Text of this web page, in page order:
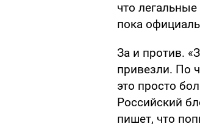
что
пока
За и против.
привезли. По
это просто
Российский
пишет, что